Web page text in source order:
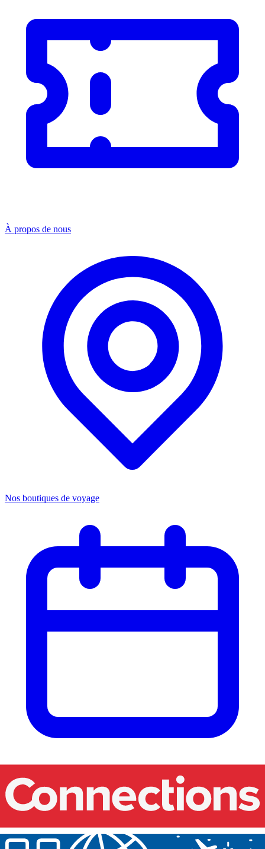
À propos de nous
Nos boutiques de voyage
Nos événements